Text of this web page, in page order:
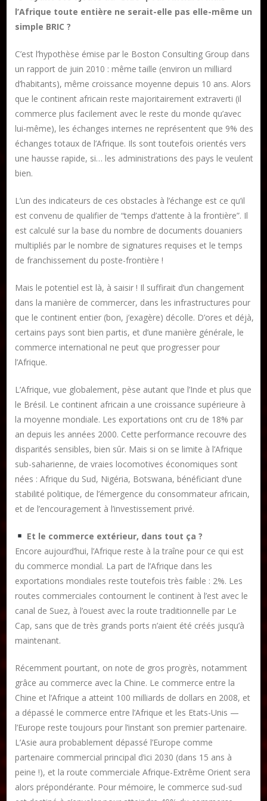
Publier un livre
Formation en Édition Numérique
Mame Hulo
DON
Les ateliers d’écriture littéraire
Formation en Édition Numérique
l’Afrique toute entière ne serait-elle pas elle-même un
simple BRIC ?
C’est l’hypothèse émise par le Boston Consulting Group dans
un rapport de juin 2010 : même taille (environ un milliard
d’habitants), même croissance moyenne depuis 10 ans. Alors
que le continent africain reste majoritairement extraverti (il
commerce plus facilement avec le reste du monde qu’avec
lui-même), les échanges internes ne représentent que 9% des
échanges totaux de l’Afrique. Ils sont toutefois orientés vers
une hausse rapide, si… les administrations des pays le veulent
bien.
L’un des indicateurs de ces obstacles à l’échange est ce qu’il
est convenu de qualifier de “temps d’attente à la frontière”. Il
est calculé sur la base du nombre de documents douaniers
multipliés par le nombre de signatures requises et le temps
de franchissement du poste-frontière !
Mais le potentiel est là, à saisir ! Il suffirait d’un changement
dans la manière de commercer, dans les infrastructures pour
que le continent entier (bon, j’exagère) décolle. D’ores et déjà,
certains pays sont bien partis, et d’une manière générale, le
commerce international ne peut que progresser pour
l’Afrique.
L’Afrique, vue globalement, pèse autant que l’Inde et plus que
le Brésil. Le continent africain a une croissance supérieure à
la moyenne mondiale. Les exportations ont cru de 18% par
an depuis les années 2000. Cette performance recouvre des
disparités sensibles, bien sûr. Mais si on se limite à l’Afrique
sub-saharienne, de vraies locomotives économiques sont
nées : Afrique du Sud, Nigéria, Botswana, bénéficiant d’une
stabilité politique, de l’émergence du consommateur africain,
et de l’encouragement à l’investissement privé.
Et le commerce extérieur, dans tout ça ?
Encore aujourd’hui, l’Afrique reste à la traîne pour ce qui est
du commerce mondial. La part de l’Afrique dans les
exportations mondiales reste toutefois très faible : 2%. Les
routes commerciales contournent le continent à l’est avec le
canal de Suez, à l’ouest avec la route traditionnelle par Le
Cap, sans que de très grands ports n’aient été créés jusqu’à
maintenant.
Récemment pourtant, on note de gros progrès, notamment
grâce au commerce avec la Chine. Le commerce entre la
Chine et l’Afrique a atteint 100 milliards de dollars en 2008, et
a dépassé le commerce entre l’Afrique et les Etats-Unis —
l’Europe reste toujours pour l’instant son premier partenaire.
L’Asie aura probablement dépassé l’Europe comme
partenaire commercial principal d’ici 2030 (dans 15 ans à
peine !), et la route commerciale Afrique-Extrême Orient sera
alors prépondérante. Pour mémoire, le commerce sud-sud